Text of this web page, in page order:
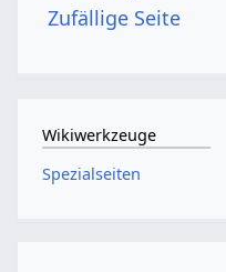
Zufällige Seite
Wikiwerkzeuge
Spezialseiten